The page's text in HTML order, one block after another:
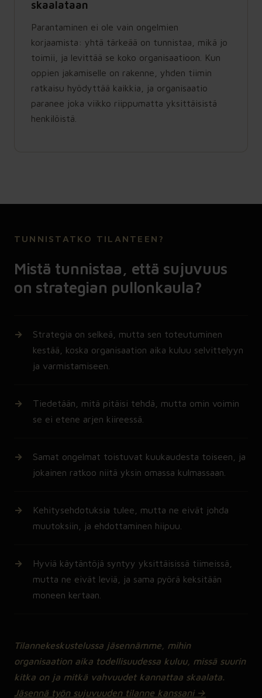
skaalataan
Parantaminen ei ole vain ongelmien
korjaamista: yhtä tärkeää on tunnistaa, mikä jo
toimii, ja levittää se koko organisaatioon. Kun
oppien jakamiselle on rakenne, yhden tiimin
ratkaisu hyödyttää kaikkia, ja organisaatio
paranee joka viikko riippumatta yksittäisistä
henkilöistä.
TUNNISTATKO TILANTEEN?
Mistä tunnistaa, että sujuvuus
on strategian pullonkaula?
Strategia on selkeä, mutta sen toteutuminen
kestää, koska organisaation aika kuluu selvittelyyn
ja varmistamiseen.
Tiedetään, mitä pitäisi tehdä, mutta omin voimin
se ei etene arjen kiireessä.
Samat ongelmat toistuvat kuukaudesta toiseen, ja
jokainen ratkoo niitä yksin omassa kulmassaan.
Kehitysehdotuksia tulee, mutta ne eivät johda
muutoksiin, ja ehdottaminen hiipuu.
Hyviä käytäntöjä syntyy yksittäisissä tiimeissä,
mutta ne eivät leviä, ja sama pyörä keksitään
moneen kertaan.
Tilannekeskustelussa jäsennämme, mihin
organisaation aika todellisuudessa kuluu, missä suurin
kitka on ja mitkä vahvuudet kannattaa skaalata.
Jäsennä työn sujuvuuden tilanne kanssani →